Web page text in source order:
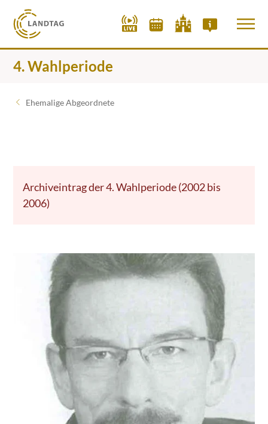
4. Wahlperiode
Ehemalige Abgeordnete
Archiveintrag der 4. Wahlperiode (2002 bis
2006)